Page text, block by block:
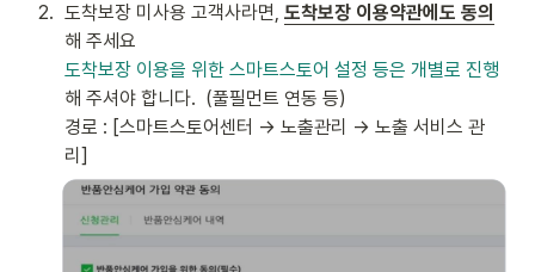
2. 도착보장 미사용 고객사라면, 도착보장 이용약관에도 동의
도착보장 이용을 위한 스마트스토어 설정 등은 개별로 진행
해 주셔야 합니다.  (풀필먼트 연동 등)
경로 : [스마트스토어센터 → 노출관리 → 노출 서비스 관
리]